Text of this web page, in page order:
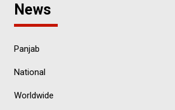
News
Panjab
National
Worldwide